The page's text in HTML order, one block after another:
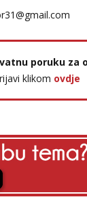
poruku za
klikom ovdje